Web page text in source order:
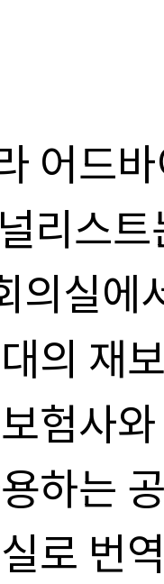
어드
리스
의실에
의 재
험사
하는
로 번